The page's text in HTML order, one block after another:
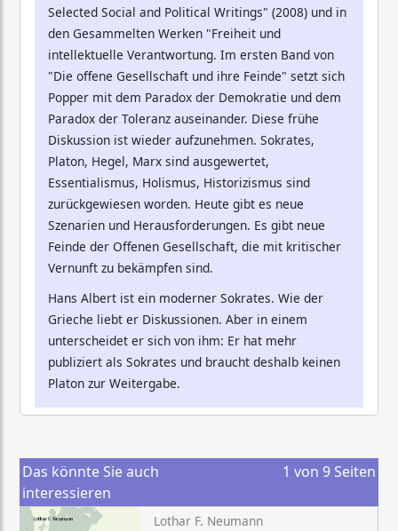
Selected Social and Political Writings" (2008) und in
den Gesammelten Werken "Freiheit und
intellektuelle Verantwortung. Im ersten Band von
"Die offene Gesellschaft und ihre Feinde" setzt sich
Popper mit dem Paradox der Demokratie und dem
Paradox der Toleranz auseinander. Diese frühe
Diskussion ist wieder aufzunehmen. Sokrates,
Platon, Hegel, Marx sind ausgewertet,
Essentialismus, Holismus, Historizismus sind
zurückgewiesen worden. Heute gibt es neue
Szenarien und Herausforderungen. Es gibt neue
Feinde der Offenen Gesellschaft, die mit kritischer
Vernunft zu bekämpfen sind.
Hans Albert ist ein moderner Sokrates. Wie der
Grieche liebt er Diskussionen. Aber in einem
unterscheidet er sich von ihm: Er hat mehr
publiziert als Sokrates und braucht deshalb keinen
Platon zur Weitergabe.
Das könnte Sie auch
interessieren
1 von 9 Seiten
Lothar F. Neumann